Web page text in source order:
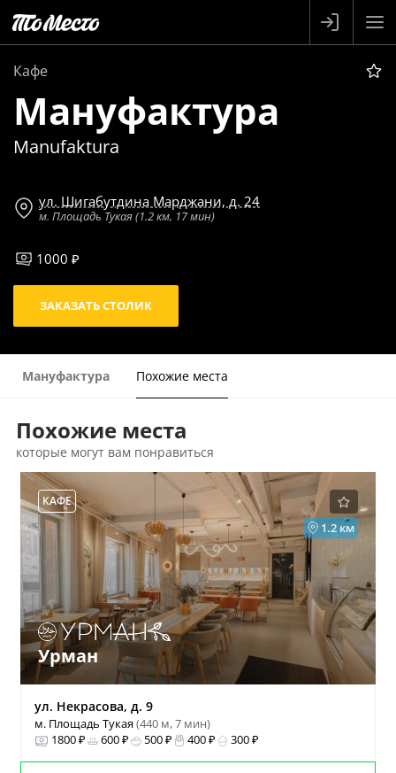
Кафе
Мануфактура
Manufaktura
ул. Шигабутдина Марджани, д. 24
м. Площадь Тукая (1.2 км, 17 мин)
1000 ₽
ЗАКАЗАТЬ СТОЛИК
Мануфактура Похожие места
Похожие места
которые могут вам понравиться
КАФЕ
1.2 км
Урман
ул. Некрасова, д. 9
м. Площадь Тукая(440 м, 7 мин)
1800 ₽
600 ₽ 500 ₽ 400 ₽ 300 ₽